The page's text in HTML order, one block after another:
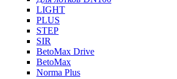
LIGHT
PLUS
STEP
SIR
BetoMax Drive
BetoMax
Norma Plus